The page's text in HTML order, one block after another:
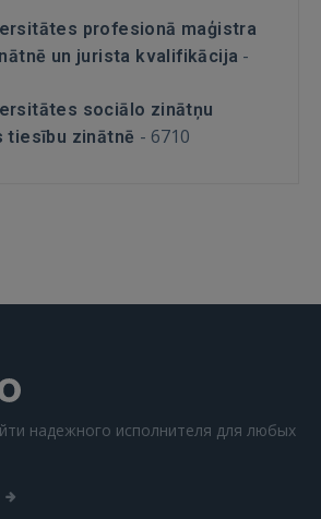
profesionā maģistra
un jurista kvalifikācija -
sociālo zinātņu
tiesību zinātnē - 6710
надежного исполнителя для любых